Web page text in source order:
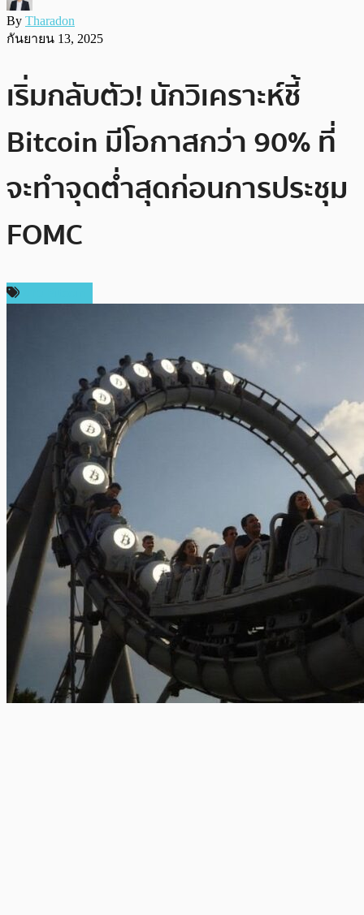
By Tharadon
กันยายน 13, 2025
เริ่มกลับตัว! นักวิเคราะห์ชี้
Bitcoin มีโอกาสกว่า 90% ที่
จะทำจุดต่ำสุดก่อนการประชุม
FOMC